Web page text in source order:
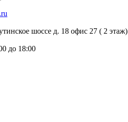
шоссе д. 18 офис 27 ( 2 этаж)
до 18:00